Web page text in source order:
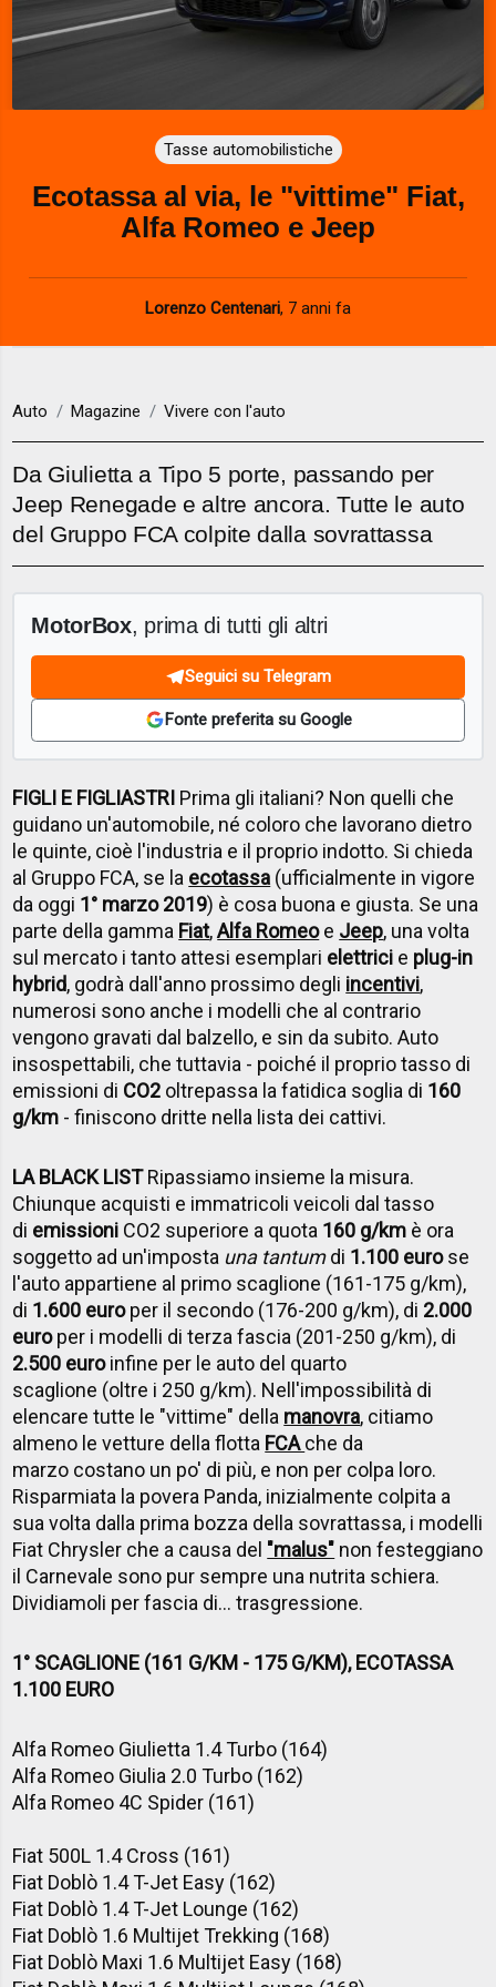
Tasse automobilistiche
Ecotassa al via, le "vittime" Fiat,
Alfa Romeo e Jeep
Lorenzo Centenari, 7 anni fa
Auto Magazine Vivere con l'auto
Da Giulietta a Tipo 5 porte, passando per
Jeep Renegade e altre ancora. Tutte le auto
del Gruppo FCA colpite dalla sovrattassa
MotorBox, prima di tutti gli altri
Seguici su Telegram
Fonte preferita su Google
FIGLI E FIGLIASTRI Prima gli italiani? Non quelli che
guidano un'automobile, né coloro che lavorano dietro
le quinte, cioè l'industria e il proprio indotto. Si chieda
al Gruppo FCA, se la ecotassa (ufficialmente in vigore
da oggi 1° marzo 2019) è cosa buona e giusta. Se una
parte della gamma Fiat,Alfa Romeoe Jeep, una volta
sul mercato i tanto attesi esemplari elettrici e plug-in
hybrid, godrà dall'anno prossimo degli incentivi,
numerosi sono anche i modelli che al contrario
vengono gravati dal balzello, e sin da subito. Auto
insospettabili, che tuttavia - poiché il proprio tasso di
emissioni di CO2 oltrepassa la fatidica soglia di 160
g/km - finiscono dritte nella lista dei cattivi.
LA BLACK LISTRipassiamo insieme la misura.
Chiunque acquisti e immatricoli veicoli dal tasso
di emissioni CO2 superiore a quota 160 g/km è ora
soggetto ad un'imposta una tantumdi 1.100 eurose
l'auto appartiene al primo scaglione (161-175 g/km),
di 1.600 europer il secondo (176-200 g/km), di 2.000
europer i modelli di terza fascia (201-250 g/km), di
2.500 euroinfine per le auto del quarto
scaglione (oltre i 250 g/km). Nell'impossibilità di
elencare tutte le "vittime" della manovra, citiamo
almeno le vetture della flotta FCAche da
marzo costano un po' di più, e non per colpa loro.
Risparmiata la povera Panda, inizialmente colpita a
sua volta dalla prima bozza della sovrattassa, i modelli
Fiat Chrysler che a causa del "malus" non festeggiano
il Carnevale sono pur sempre una nutrita schiera.
Dividiamoli per fascia di... trasgressione.
1° SCAGLIONE (161 G/KM - 175 G/KM), ECOTASSA
1.100 EURO
Alfa Romeo Giulietta 1.4 Turbo (164)
Alfa Romeo Giulia 2.0 Turbo (162)
Alfa Romeo 4C Spider (161)
Fiat 500L 1.4 Cross (161)
Fiat Doblò 1.4 T-Jet Easy (162)
Fiat Doblò 1.4 T-Jet Lounge (162)
Fiat Doblò 1.6 Multijet Trekking (168)
Fiat Doblò Maxi 1.6 Multijet Easy (168)